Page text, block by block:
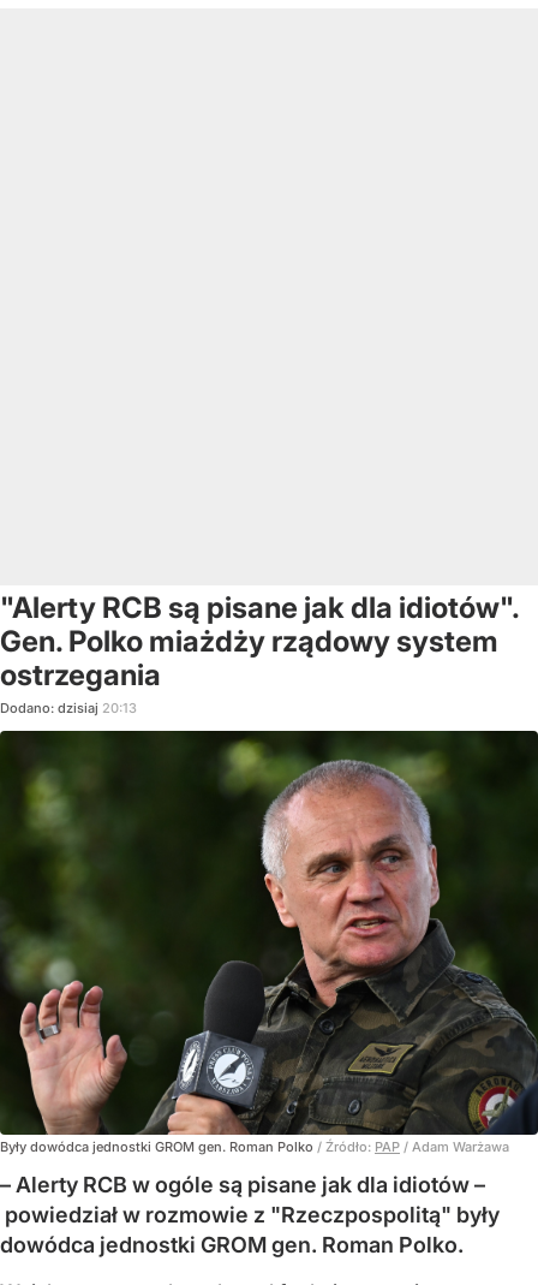
"Alerty RCB są pisane jak dla idiotów".
Gen. Polko miażdży rządowy system
ostrzegania
Dodano: dzisiaj 20:13
Były dowódca jednostki GROM gen. Roman Polko / Źródło: PAP / Adam Warżawa
– Alerty RCB w ogóle są pisane jak dla idiotów –
powiedział w rozmowie z "Rzeczpospolitą" były
dowódca jednostki GROM gen. Roman Polko.